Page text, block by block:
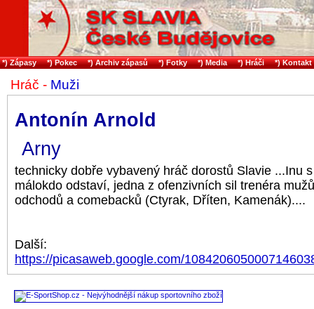
*) Zápasy *) Pokec *) Archiv zápasů *) Fotky *) Media *) Hráči *) Kontakt
Hráč - Muži
Antonín Arnold
Arny
technicky dobře vybavený hráč dorostů Slavie ...Inu
málokdo odstaví, jedna z ofenzivních sil trenéra
odchodů a comebacků (Ctyrak, Dříten, Kamenák)....
Další:
https://picasaweb.google.com/